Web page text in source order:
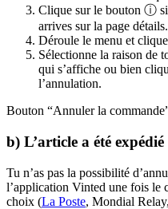
Clique sur le bouton ⓘ
arrives sur la page détails.
Déroule le menu et
Sélectionne la raison de
qui s’affiche ou bien
l’annulation.
Bouton “Annuler la
b) L’article a été expédié
Tu n’as pas la possibilité
l’application Vinted une fois le
choix (La Poste, Mondial